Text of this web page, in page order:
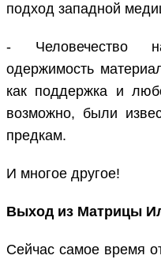
подход западной
- Человечество
одержимость
как поддержка и
возможно, были
предкам.
И многое другое!
Выход из Матрицы
Сейчас самое время